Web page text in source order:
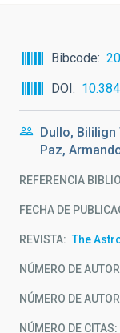
Bibcode
DOI
Dullo, Bililign
Paz,
REFERENCIA
FECHA DE
REVISTA The
NÚMERO DE
NÚMERO DE
NÚMERO DE CITAS